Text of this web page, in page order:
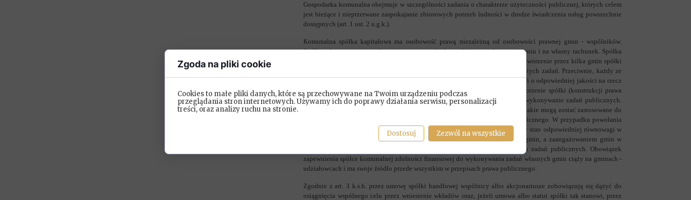
Gospodarka komunalna obejmuje w szczególności zadania o charakterze użyteczności publicznej, których celem
jest bieżące i nieprzerwane zaspokajanie zbiorowych potrzeb ludności w drodze świadczenia usług powszechnie
dostępnych (art. 1 ust. 2 u.g.k.).
Komunalna spółka kapitałowa ma osobowość prawą niezależną od osobowości prawnej gmin - wspólników.
Spółka taka występuje w obrocie prawnym pod własną firmą, we własnym imieniu i na własny rachunek. Spółka
kapitałowa ma własny majątek, odrębny od majątku jej wspólników - gmin. Utworzenie przez kilka gmin spółki
dla wykonywania zadań użyteczności publicznej nie oznacza „uwspólnienia” tych zadań. Przeciwnie, każdy ze
wspólników-gmin ma „publicznoprawny” obowiązek do zapewnienia świadczeń o odpowiedniej jakości na rzecz
członków właściwej wspólnoty samorządowej. Należy uznać, że poprzez utworzenie spółki (konstrukcji prawa
prywatnego) nie dojdzie do „wspólnej” („gromadnej”) odpowiedzialności za wykonywanie zadań publicznych.
Spółka prawa handlowego jest tylko jednym z wielu narzędzi wykonawczych, jakie mogą zostać zastosowane do
wykonywania przez gminy obowiązków wynikających z przepisów prawa publicznego. W przypadku powołania
jednej spółki dla obsługi zadań wielu gmin powinien zatem zostać zachowany stan odpowiedniej równowagi w
wykonywaniu zadań użyteczności publicznej na obszarach poszczególnych gmin, a zaangażowaniem gmin w
finansowanie działalności spółki handlowej jako narzędzia do wykonywania zadań publicznych. Obowiązek
zapewnienia spółce komunalnej zdolności finansowej do wykonywania zadań własnych gmin ciąży na gminach -
udziałowcach i ma swoje źródło przede wszystkim w przepisach prawa publicznego.
Zgodnie z art. 3 k.s.h. przez umowę spółki handlowej wspólnicy albo akcjonariusze zobowiązują się dążyć do
osiągnięcia wspólnego celu przez wniesienie wkładów oraz, jeżeli umowa albo statut spółki tak stanowi, przez
Zgoda na pliki cookie
Cookies to małe pliki danych, które są przechowywane na Twoim urządzeniu podczas
przeglądania stron internetowych. Używamy ich do poprawy działania serwisu, personalizacji
treści, oraz analizy ruchu na stronie.
Dostosuj Zezwól na wszystkie